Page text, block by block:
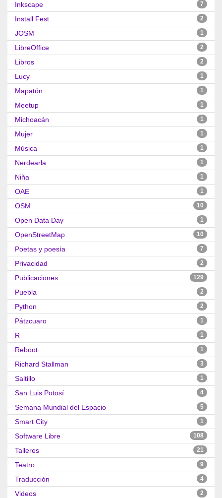
Inkscape 7
Install Fest 2
JOSM 1
LibreOffice 2
Libros 2
Lucy 1
Mapatón 1
Meetup 1
Michoacán 1
Mujer 1
Música 1
Nerdearla 1
Niña 1
OAE 1
OSM 10
Open Data Day 1
OpenStreetMap 10
Poetas y poesía 7
Privacidad 2
Publicaciones 129
Puebla 2
Python 2
Pátzcuaro 1
R 1
Reboot 1
Richard Stallman 3
Saltillo 1
San Luis Potosí 4
Semana Mundial del Espacio 5
Smart City 1
Software Libre 108
Talleres 21
Teatro 9
Traducción 4
Videos 2